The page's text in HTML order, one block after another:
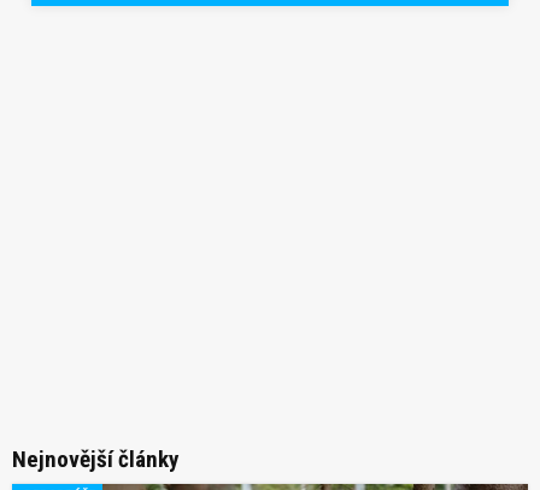
Nejnovější články